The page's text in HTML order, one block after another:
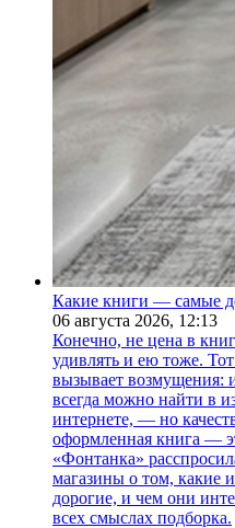
Какие книги — самые
06 августа 2026, 12:13
Конечно, не цена в
удивлять и ею тоже.
вызывает возмущения:
всегда можно найти в
интернете, — но
оформленная книга —
«Фонтанка»
магазины о том, какие
дорогие, и чем они
всех смыслах подборка.